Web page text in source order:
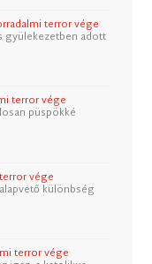
terror vége
gyülekezetben adott
terror vége
püspökké
vége
különbség
terror vége